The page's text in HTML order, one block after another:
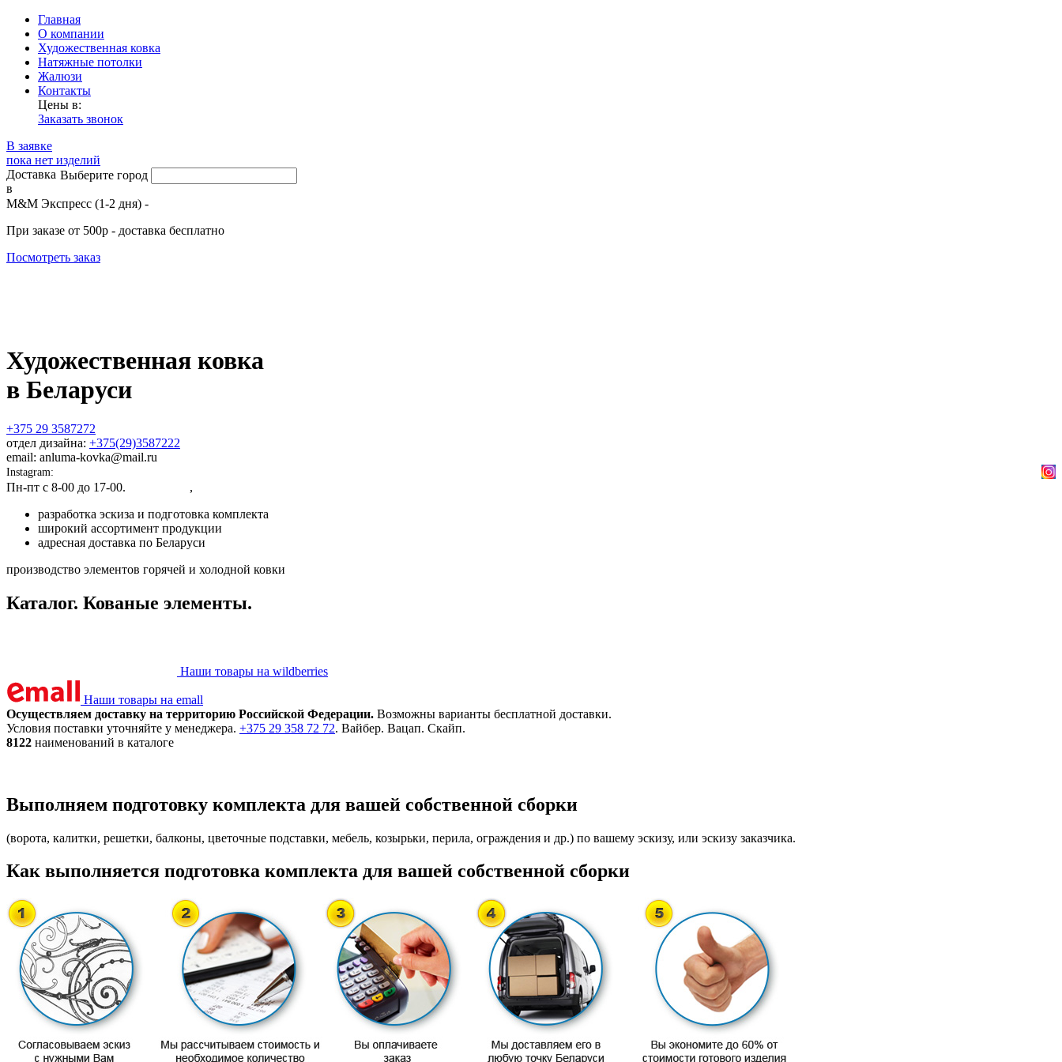
Главная
О компании
Художественная ковка
Натяжные потолки
Жалюзи
Контакты
Цены в:
Заказать звонок
В заявке
пока нет изделий
Доставка
в
Выберите город
М&М Экспресс (1-2 дня) -
При заказе от 500р - доставка бесплатно
Посмотреть заказ
Художественная ковка
в Беларуси
+375 29 3587272
отдел дизайна: +375(29)3587222
email: anluma-kovka@mail.ru
Instagram:
Пн-пт c 8-00 до 17-00. ,
разработка эскиза и подготовка комплекта
широкий ассортимент продукции
адресная доставка по Беларуси
производство элементов горячей и холодной ковки
Каталог. Кованые элементы.
Наши товары на wildberries
Наши товары на emall
Осуществляем доставку на территорию Российской Федерации. Возможны варианты бесплатной доставки.
Условия поставки уточняйте у менеджера. +375 29 358 72 72. Вайбер. Вацап. Скайп.
8122 наименований в каталоге
Выполняем подготовку комплекта для вашей собственной сборки
(ворота, калитки, решетки, балконы, цветочные подставки, мебель, козырьки, перила, ограждения и др.) по вашему эскизу, или эскизу заказчика.
Как выполняется подготовка комплекта для вашей собственной сборки